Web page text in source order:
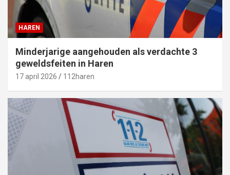
HAREN
Minderjarige aangehouden als verdachte 3
geweldsfeiten in Haren
17 april 2026 112haren